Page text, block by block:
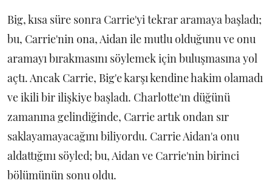
Big, kısa süre sonra Carrie'yi tekrar aramaya başladı;
bu, Carrie'nin ona, Aidan ile mutlu olduğunu ve onu
aramayı bırakmasını söylemek için buluşmasına yol
açtı. Ancak Carrie, Big'e karşı kendine hakim olamadı
ve ikili bir ilişkiye başladı. Charlotte'ın düğünü
zamanına gelindiğinde, Carrie artık ondan sır
saklayamayacağını biliyordu. Carrie Aidan'a onu
aldattığını söyled; bu, Aidan ve Carrie'nin birinci
bölümünün sonu oldu.